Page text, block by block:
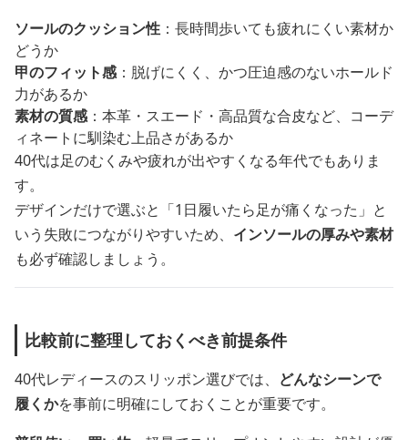
ソールのクッション性 ：長時間歩いても疲れにくい素材か
どうか
甲のフィット感：脱げにくく、かつ圧迫感のないホールド
力があるか
素材の質感：本革・スエード・高品質な合皮など、コーデ
ィネートに馴染む上品さがあるか
40代は足のむくみや疲れが出やすくなる年代でもありま
す。
デザインだけで選ぶと「1日履いたら足が痛くなった」と
いう失敗につながりやすいため、 インソールの厚みや素材
も必ず確認しましょう。
比較前に整理しておくべき前提条件
40代レディースのスリッポン選びでは、 どんなシーンで
履くかを事前に明確にしておくことが重要です。